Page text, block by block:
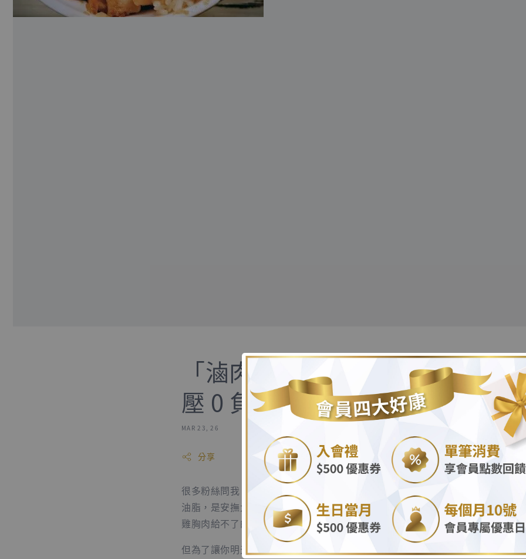
.
「滷肉飯」搭配這兩樣神隊友，
壓 0 負擔！
MAR 23, 26
分享
很多粉絲問我：「教授，滷肉飯都是肥肉跟碳水，是不是超不健康？」其實沒
油脂，是安撫大腦最好的方式！豬皮上的膠質和油脂，會讓大腦分泌快樂的「
雞胸肉給不了的靈魂救贖啊！
但為了讓你明天早上不水腫、肚子不長肥肉，今晚點滷肉飯時，請務必加點：